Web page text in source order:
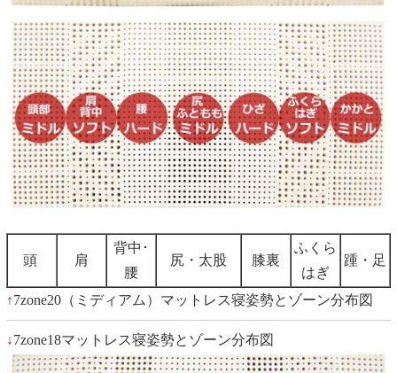
頭 肩
背中･
腰
尻・太股 膝裏
ふくら
はぎ
踵・足
↑7zone20（ミディアム）マットレス寝姿勢とゾーン分布図
↓7zone18マットレス寝姿勢とゾーン分布図